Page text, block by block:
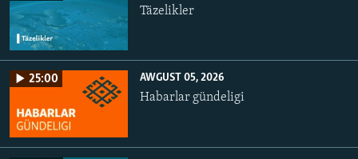
Täzelikler
25:00 AWGUST 05, 2026
Habarlar gündeligi